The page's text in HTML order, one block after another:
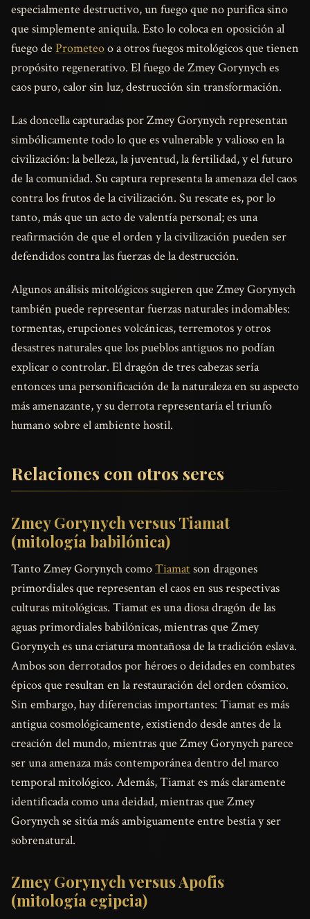
especialmente destructivo, un fuego que no purifica sino
que simplemente aniquila. Esto lo coloca en oposición al
fuego de Prometeoo a otros fuegos mitológicos que tienen
propósito regenerativo. El fuego de Zmey Gorynych es
caos puro, calor sin luz, destrucción sin transformación.
Las doncella capturadas por Zmey Gorynych representan
simbólicamente todo lo que es vulnerable y valioso en la
civilización: la belleza, la juventud, la fertilidad, y el futuro
de la comunidad. Su captura representa la amenaza del caos
contra los frutos de la civilización. Su rescate es, por lo
tanto, más que un acto de valentía personal; es una
reafirmación de que el orden y la civilización pueden ser
defendidos contra las fuerzas de la destrucción.
Algunos análisis mitológicos sugieren que Zmey Gorynych
también puede representar fuerzas naturales indomables:
tormentas, erupciones volcánicas, terremotos y otros
desastres naturales que los pueblos antiguos no podían
explicar o controlar. El dragón de tres cabezas sería
entonces una personificación de la naturaleza en su aspecto
más amenazante, y su derrota representaría el triunfo
humano sobre el ambiente hostil.
Relaciones con otros seres
Zmey Gorynych versus Tiamat
(mitología babilónica)
Tanto Zmey Gorynych comoTiamatson dragones
primordiales que representan el caos en sus respectivas
culturas mitológicas. Tiamat es una diosa dragón de las
aguas primordiales babilónicas, mientras que Zmey
Gorynych es una criatura montañosa de la tradición eslava.
Ambos son derrotados por héroes o deidades en combates
épicos que resultan en la restauración del orden cósmico.
Sin embargo, hay diferencias importantes: Tiamat es más
antigua cosmológicamente, existiendo desde antes de la
creación del mundo, mientras que Zmey Gorynych parece
ser una amenaza más contemporánea dentro del marco
temporal mitológico. Además, Tiamat es más claramente
identificada como una deidad, mientras que Zmey
Gorynych se sitúa más ambiguamente entre bestia y ser
sobrenatural.
Zmey Gorynych versus Apofis
(mitología egipcia)